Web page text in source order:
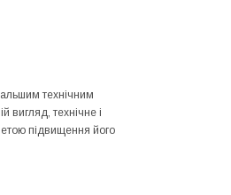
технічним
вигляд, технічне і
підвищення його